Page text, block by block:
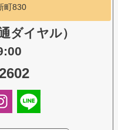
町830
ダイヤル）